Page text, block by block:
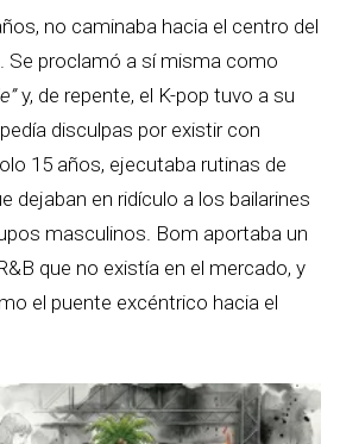
no caminaba hacia el centro del
Se proclamó a sí misma como
y, de repente, el K-pop tuvo a su
disculpas por existir con
15 años, ejecutaba rutinas de
dejaban en ridículo a los bailarines
masculinos. Bom aportaba un
que no existía en el mercado, y
el puente excéntrico hacia el